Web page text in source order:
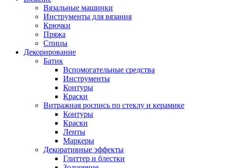
Вязальные машинки
Инструменты для вязания
Крючки
Пряжа
Спицы
Декорирование
Батик
Вспомогательные средства
Инструменты
Контуры
Краски
Витражная роспись по стеклу и керамике
Контуры
Краски
Ленты
Маркеры
Декоративные эффекты
Глиттер и блестки